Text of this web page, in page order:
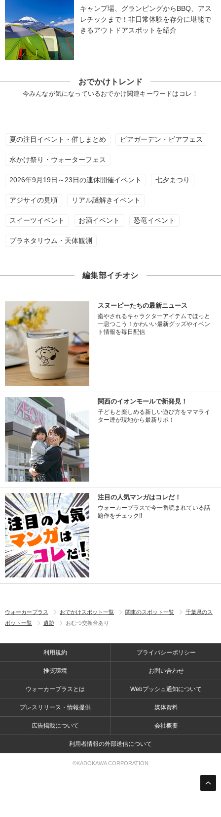
キャンプ場、グランピングからBBQ、アス
レチックまで！非日常体験を存分に堪能で
きるアウトドアスポットを紹介
おでかけトレンド
今みんなが気になっているおでかけ関連キーワードはコレ！
夏の注目イベント・催しまとめ ビアガーデン・ビアフェス
水かけ祭り・ウォーターフェス
2026年9月19日～23日の連休開催イベント 七夕まつり
アジサイの見頃 リアル謎解きイベント
スイーツイベント お酒イベント 恐竜イベント
プラネタリウム・天体観測
編集部イチオシ
スヌーピーたちの最新ニュース
癒やされるキャラクターアイテムでほっと
一息つこう！かわいい最新グッズやイベン
ト情報を毎日配信
関西のイオンモールで新発見！
子どもと楽しめる新しい遊び方をママライ
ター達が現地から最新リポ！
注目の人気マンガはコレだ！
ウォーカープラスで今一番読まれている話
題作をチェック!!
ウォーカープラス おでかけスポット一覧 関東のスポット一覧
千葉県のス
ポット一覧
遺跡 おむつ交換台あり
利用規約 プライバシーポリシー
推奨環境 お問い合わせ
ウォーカープラスとは Webプッシュ通知について
プレスリリース・情報提供 媒体資料
広告掲載について 会社概要
利用者情報の外部送信について
©KADOKAWA CORPORATION